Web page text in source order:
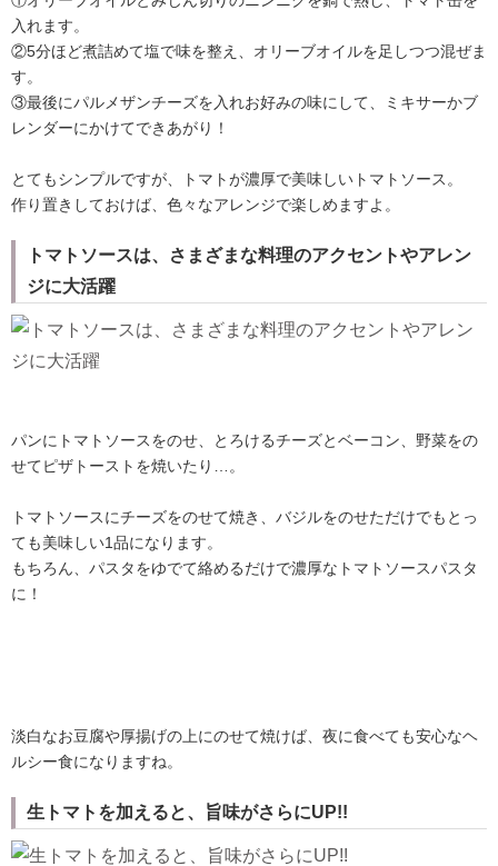
入れます。
②5分ほど煮詰めて塩で味を整え、オリーブオイルを足しつつ混ぜま
す。
③最後にパルメザンチーズを入れお好みの味にして、ミキサーかブ
レンダーにかけてできあがり！
とてもシンプルですが、トマトが濃厚で美味しいトマトソース。
作り置きしておけば、色々なアレンジで楽しめますよ。
トマトソースは、さまざまな料理のアクセントやアレン
ジに大活躍
パンにトマトソースをのせ、とろけるチーズとベーコン、野菜をの
せてピザトーストを焼いたり…。
トマトソースにチーズをのせて焼き、バジルをのせただけでもとっ
ても美味しい1品になります。
もちろん、パスタをゆでて絡めるだけで濃厚なトマトソースパスタ
に！
淡白なお豆腐や厚揚げの上にのせて焼けば、夜に食べても安心なヘ
ルシー食になりますね。
生トマトを加えると、旨味がさらにUP!!